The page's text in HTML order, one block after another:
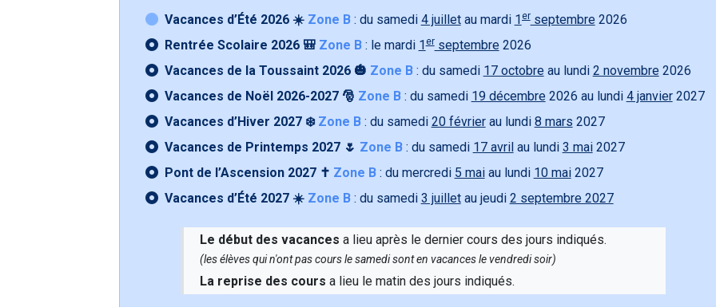
Vacances d’Été 2026 ☀️ Zone B: du samedi 4 juilletau mardi 1 erseptembre 2026
Rentrée Scolaire 2026 🎒 Zone B: le mardi 1erseptembre 2026
Vacances de la Toussaint 2026 🎃 Zone B: du samedi 17 octobre au lundi 2 novembre 2026
Vacances de Noël 2026-2027 🎅 Zone B: du samedi 19 décembre 2026 au lundi 4 janvier2027
Vacances d’Hiver 2027 ❄️ Zone B: du samedi 20 févrierau lundi 8 mars 2027
Vacances de Printemps 2027 🌷 Zone B: du samedi 17 avril au lundi 3 mai2027
Pont de l’Ascension 2027 ✝️ Zone B: du mercredi 5 maiau lundi 10 mai2027
Vacances d’Été 2027 ☀️ Zone B: du samedi 3 juilletau jeudi 2 septembre 2027
Le début des vacances a lieu après le dernier cours des jours indiqués.
(les élèves qui n'ont pas cours le samedi sont en vacances le vendredi soir)
La reprise des cours a lieu le matin des jours indiqués.